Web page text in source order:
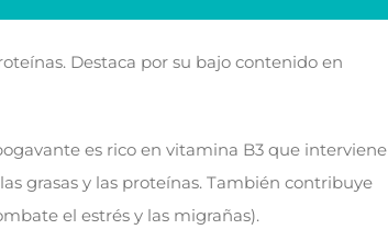
Destaca por su bajo contenido en
es rico en vitamina B3 que interviene
grasas y las proteínas. También contribuye
el estrés y las migrañas).